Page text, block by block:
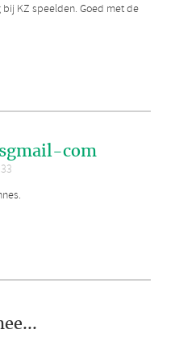
KZ speelden. Goed met de
com